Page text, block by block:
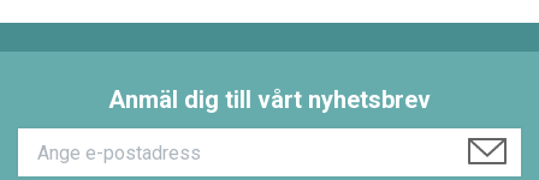
Anmäl dig till vårt nyhetsbrev